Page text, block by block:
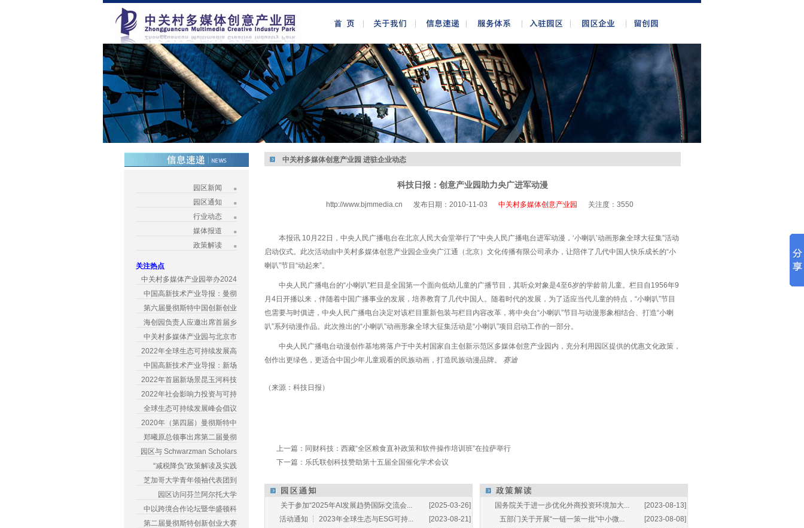
园区新闻
园区通知
行业动态
媒体报道
政策解读
关注热点
中关村多媒体产业园举办2024
中国高新技术产业导报：曼彻
第六届曼彻斯特中国创新创业
海创园负责人应邀出席首届乡
中关村多媒体产业园与北京市
2022年全球生态可持续发展高
中国高新技术产业导报：新场
2022年首届新场景昆玉河科技
2022年社会影响力投资与可持
全球生态可持续发展峰会倡议
2020年（第四届）曼彻斯特中
郑曦原总领事出席第二届曼彻
园区与 Schwarzman Scholars
“减税降负”政策解读及实践
芝加哥大学青年领袖代表团到
园区访问芬兰阿尔托大学
中以跨境合作论坛暨华盛顿科
第二届曼彻斯特创新创业大赛
中关村多媒体创意产业园 进驻企业动态
科技日报：创意产业园助力央广进军动漫
http://www.bjmmedia.cn 发布日期：2010-11-03 中关村多媒体创意产业园 关注度： 3550
本报讯 10月22日，中央人民广播电台在北京人民大会堂举行了“中央人民广播电台进军动漫，‘小喇叭’动画形象全球大征集”活动
启动仪式。此次活动由中关村多媒体创意产业园企业央广江通（北京）文化传播有限公司承办，让陪伴了几代中国人快乐成长的“小
喇叭”节目“动起来”。
中央人民广播电台的“小喇叭”栏目是全国第一个面向低幼儿童的广播节目，其听众对象是4至6岁的学龄前儿童。栏目自1956年9
月4日开播以来，伴随着中国广播事业的发展，培养教育了几代中国人。随着时代的发展，为了适应当代儿童的特点，“小喇叭”节目
也需要与时俱进，中央人民广播电台决定对该栏目重新包装与栏目内容改革，将中央台“小喇叭”节目与动漫形象相结合、打造“小喇
叭”系列动漫作品。此次推出的“小喇叭”动画形象全球大征集活动是“小喇叭”项目启动工作的一部分。
中央人民广播电台动漫创作基地将落户于中关村国家自主创新示范区多媒体创意产业园内，充分利用园区提供的优惠文化政策，
创作出更绿色，更适合中国少年儿童观看的民族动画，打造民族动漫品牌。
赛迪
（来源：科技日报）
上一篇： 同财科技：西藏“全区粮食直补政策和软件操作培训班”在拉萨举行
下一篇： 乐氏联创科技赞助第十五届全国催化学术会议
[2025-03-26]
关于参加“2025年AI发展趋势国际交流会...
[2023-08-21]
活动通知 ┆ 2023年全球生态与ESG可持...
[2023-08-13]
国务院关于进一步优化外商投资环境加大...
[2023-08-08]
五部门关于开展“一链一策一批”中小微...